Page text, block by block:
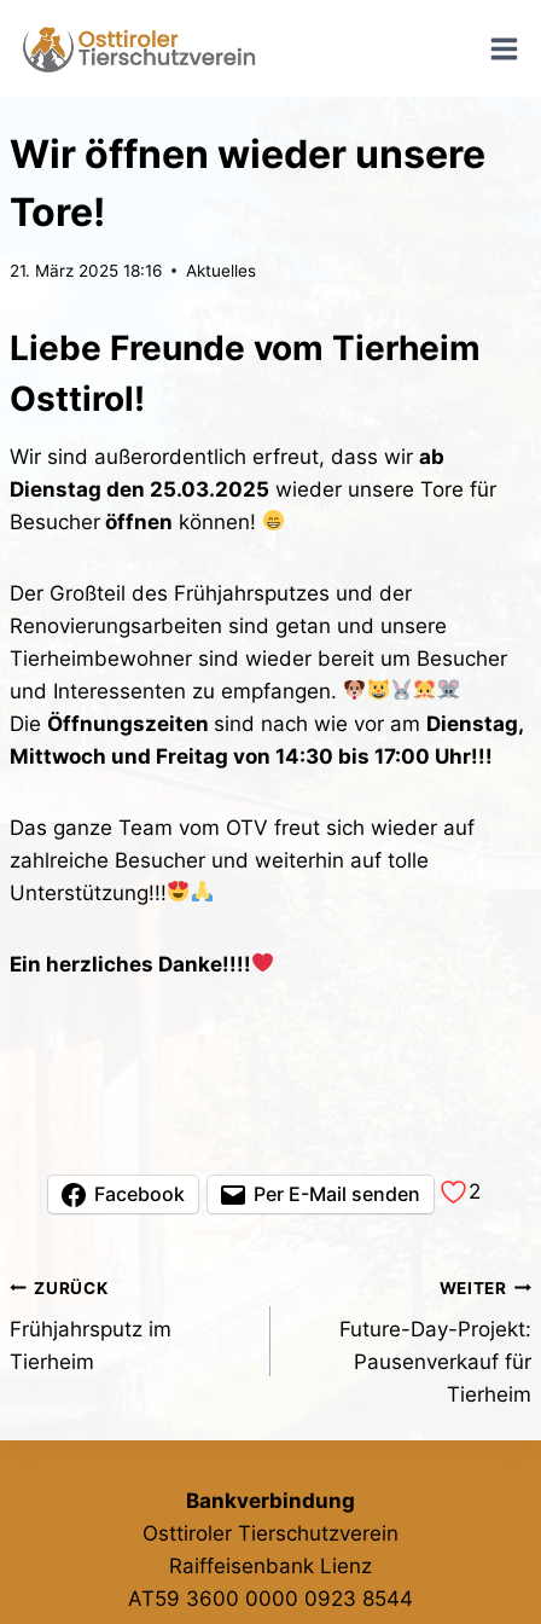
Inhalt
springen
Wir öffnen wieder unsere
Tore!
21. März 2025 18:16 Aktuelles
Liebe Freunde vom Tierheim
Osttirol!
Wir sind außerordentlich erfreut, dass wir ab
Dienstag den 25.03.2025 wieder unsere Tore für
Besucher öffnen können!
Der Großteil des Frühjahrsputzes und der
Renovierungsarbeiten sind getan und unsere
Tierheimbewohner sind wieder bereit um Besucher
und Interessenten zu empfangen.
Die Öffnungszeiten sind nach wie vor am Dienstag,
Mittwoch und Freitag von 14:30 bis 17:00 Uhr!!!
Das ganze Team vom OTV freut sich wieder auf
zahlreiche Besucher und weiterhin auf tolle
Unterstützung!!!
Ein herzliches Danke!!!!
Facebook Per E-Mail senden 2
Beitragsnavigation
ZURÜCK
Frühjahrsputz im
Tierheim
WEITER
Future-Day-Projekt:
Pausenverkauf für
Tierheim
Bankverbindung
Osttiroler Tierschutzverein
Raiffeisenbank Lienz
AT59 3600 0000 0923 8544